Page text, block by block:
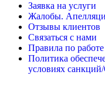
Заявка на услуги
Жалобы.
Отзывы клиентов
Связаться с нами
Правила по
Политика
условиях